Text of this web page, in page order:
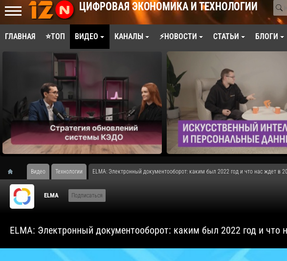
ЦИФРОВАЯ ЭКОНОМИКА И ТЕХНОЛОГИИ
ГЛАВНАЯ ⭐ТОП ВИДЕО КАНАЛЫ ⚡НОВОСТИ СТАТЬИ БЛОГИ
Видео Технологии ​ELMA: Электронный документооборот: каким был 2022 год и что нас ждет в
ELMA Подписаться
​ELMA: Электронный документооборот: каким был 2022 год и что